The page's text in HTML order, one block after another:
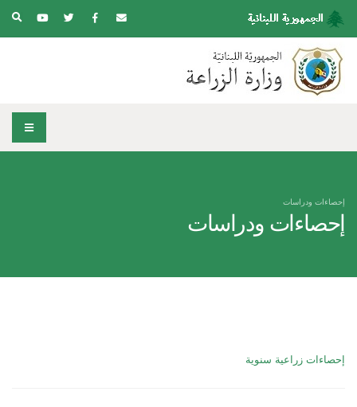
إحصاءات ودراسات
إحصاءات ودراسات
إحصاءات زراعية سنوية